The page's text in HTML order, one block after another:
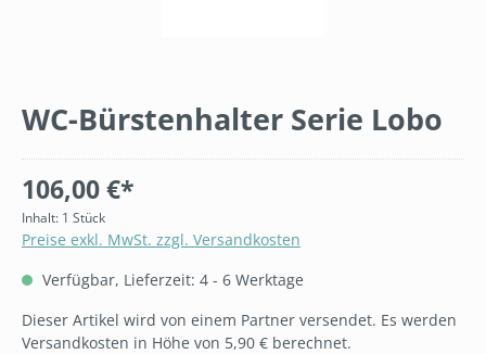
WC-Bürstenhalter Serie Lobo
106,00 €*
Inhalt: 1 Stück
Preise exkl. MwSt. zzgl. Versandkosten
Verfügbar, Lieferzeit: 4 - 6 Werktage
Dieser Artikel wird von einem Partner versendet. Es werden
Versandkosten in Höhe von 5,90 € berechnet.